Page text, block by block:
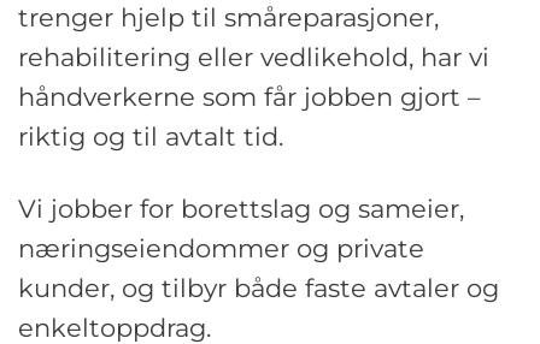
trenger hjelp til småreparasjoner,
rehabilitering eller vedlikehold, har vi
håndverkerne som får jobben gjort –
riktig og til avtalt tid.
Vi jobber for borettslag og sameier,
næringseiendommer og private
kunder, og tilbyr både faste avtaler og
enkeltoppdrag.